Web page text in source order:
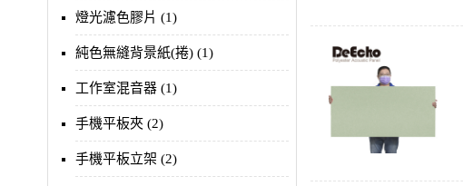
燈光濾色膠片 (1)
純色無縫背景紙(捲) (1)
工作室混音器 (1)
手機平板夾 (2)
手機平板立架 (2)